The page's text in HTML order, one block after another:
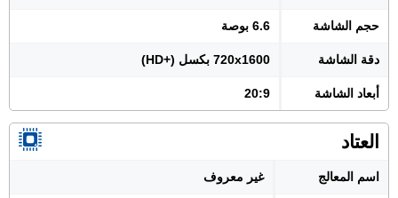
حجم الشاشة 6.6 بوصة
دقة الشاشة 720x1600 بكسل (+HD)
أبعاد الشاشة 20:9
العتاد
اسم المعالج غير معروف